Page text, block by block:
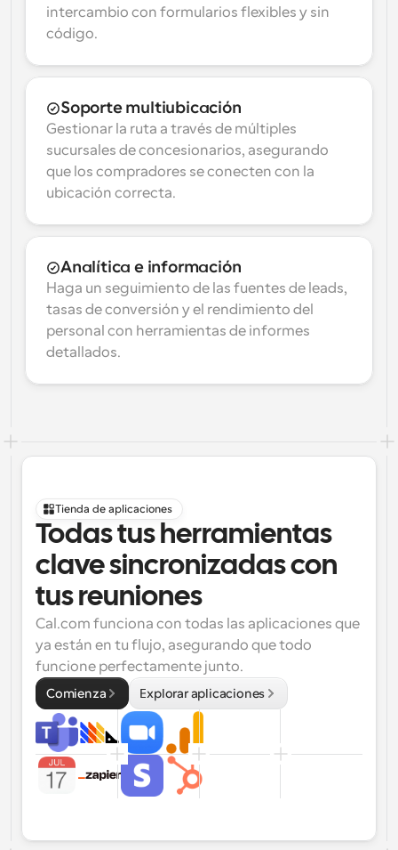
intercambio con formularios flexibles y sin
código.
Soporte multiubicación
Gestionar la ruta a través de múltiples
sucursales de concesionarios, asegurando
que los compradores se conecten con la
ubicación correcta.
Analítica e información
Haga un seguimiento de las fuentes de leads,
tasas de conversión y el rendimiento del
personal con herramientas de informes
detallados.
Tienda de aplicaciones
Todas tus herramientas
clave sincronizadas con
tus reuniones
Cal.com funciona con todas las aplicaciones que
ya están en tu flujo, asegurando que todo
funcione perfectamente junto.
Comienza Explorar aplicaciones